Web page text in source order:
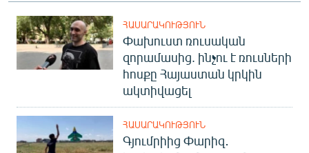
ՀԱՍԱՐԱԿՈՒԹՅՈՒՆ
Փախուստ ռուսական
զորամասից. ինչու է ռուսների
հոսքը Հայաստան կրկին
ակտիվացել
ՀԱՍԱՐԱԿՈՒԹՅՈՒՆ
Գյումրիից Փարիզ․